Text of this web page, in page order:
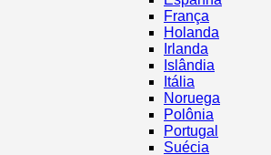
França
Holanda
Irlanda
Islândia
Itália
Noruega
Polônia
Portugal
Suécia